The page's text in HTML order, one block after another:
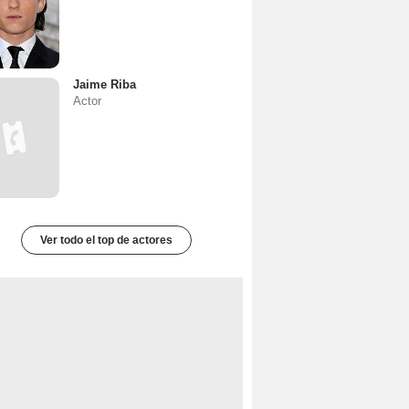
Jaime Riba
Actor
Ver todo el top de actores